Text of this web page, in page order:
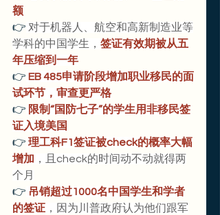
额
👉 对于机器人、航空和高新制造业等
学科的中国学生， 签证有效期被从五
年压缩到一年
👉 EB 485申请阶段增加职业移民的面
试环节，审查更严格
👉 限制“国防七子”的学生用非移民签
证入境美国
👉 理工科F1签证被check的概率大幅
增加 ，且check的时间动不动就得两
个月
👉 吊销超过1000名中国学生和学者
的签证 ，因为川普政府认为他们跟军